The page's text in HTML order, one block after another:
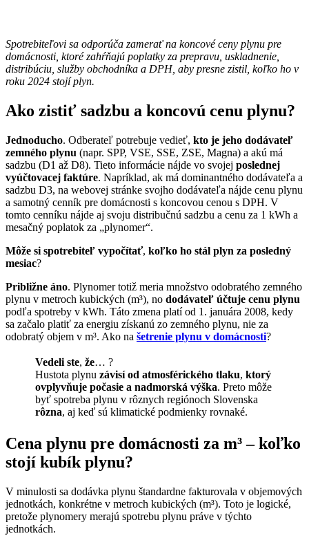
Spotrebiteľovi sa odporúča zamerať na koncové ceny plynu pre
domácnosti, ktoré zahŕňajú poplatky za prepravu, uskladnenie,
distribúciu, služby obchodníka a DPH, aby presne zistil, koľko ho v
roku 2024 stojí plyn.
Ako zistiť sadzbu a koncovú cenu plynu?
Jednoducho. Odberateľ potrebuje vedieť, kto je jeho dodávateľ
zemného plynu (napr. SPP, VSE, SSE, ZSE, Magna) a akú má
sadzbu (D1 až D8). Tieto informácie nájde vo svojej poslednej
vyúčtovacej faktúre. Napríklad, ak má dominantného dodávateľa a
sadzbu D3, na webovej stránke svojho dodávateľa nájde cenu plynu
a samotný cenník pre domácnosti s koncovou cenou s DPH. V
tomto cenníku nájde aj svoju distribučnú sadzbu a cenu za 1 kWh a
mesačný poplatok za „plynomer“.
Môže si spotrebiteľ vypočítať, koľko ho stál plyn za posledný
mesiac?
Približne áno. Plynomer totiž meria množstvo odobratého zemného
plynu v metroch kubických (m³), no dodávateľ účtuje cenu plynu
podľa spotreby v kWh. Táto zmena platí od 1. januára 2008, kedy
sa začalo platiť za energiu získanú zo zemného plynu, nie za
odobratý objem v m³. Ako na šetrenie plynu v domácnosti?
Vedeli ste, že… ?
Hustota plynu závisí od atmosférického tlaku, ktorý
ovplyvňuje počasie a nadmorská výška. Preto môže
byť spotreba plynu v rôznych regiónoch Slovenska
rôzna, aj keď sú klimatické podmienky rovnaké.
Cena plynu pre domácnosti za m³ – koľko
stojí kubík plynu?
V minulosti sa dodávka plynu štandardne fakturovala v objemových
jednotkách, konkrétne v metroch kubických (m³). Toto je logické,
pretože plynomery merajú spotrebu plynu práve v týchto
jednotkách.